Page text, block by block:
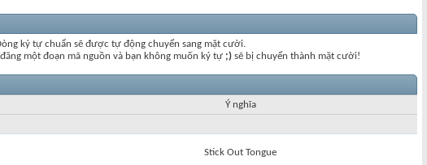
ký tự chuẩn sẽ được tự động chuyển sang mặt cười.
một đoạn mã nguồn và bạn không muốn ký tự ;) sẽ bị chuyển thành mặt cười!
Ý nghĩa
Stick Out Tongue